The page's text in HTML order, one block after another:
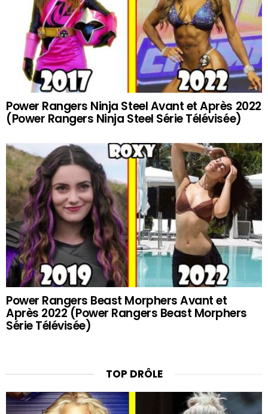
Power Rangers Ninja Steel Avant et Après 2022
(Power Rangers Ninja Steel Série Télévisée)
Power Rangers Beast Morphers Avant et
Après 2022 (Power Rangers Beast Morphers
Série Télévisée)
TOP DRÔLE